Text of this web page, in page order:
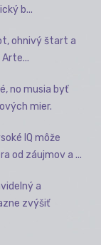
b...
ohnivý štart a
no musia byť
mier.
IQ môže
od záujmov a ...
a
zvýšiť